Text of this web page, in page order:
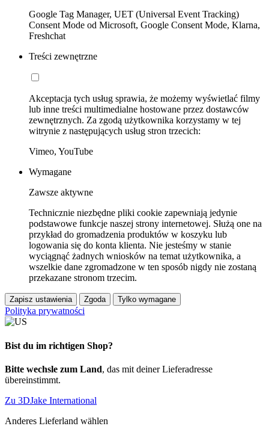
Google Tag Manager, UET (Universal Event Tracking)
Consent Mode od Microsoft, Google Consent Mode, Klarna,
Freshchat
Treści zewnętrzne
Akceptacja tych usług sprawia, że możemy wyświetlać filmy
lub inne treści multimedialne hostowane przez dostawców
zewnętrznych. Za zgodą użytkownika korzystamy w tej
witrynie z następujących usług stron trzecich:
Vimeo, YouTube
Wymagane
Zawsze aktywne
Technicznie niezbędne pliki cookie zapewniają jedynie
podstawowe funkcje naszej strony internetowej. Służą one na
przykład do gromadzenia produktów w koszyku lub
logowania się do konta klienta. Nie jesteśmy w stanie
wyciągnąć żadnych wniosków na temat użytkownika, a
wszelkie dane zgromadzone w ten sposób nigdy nie zostaną
przekazane stronom trzecim.
Zapisz ustawienia Zgoda Tylko wymagane
Polityka prywatności
Bist du im richtigen Shop?
Bitte wechsle zum Land, das mit deiner Lieferadresse
übereinstimmt.
Zu 3DJake International
Anderes Lieferland wählen